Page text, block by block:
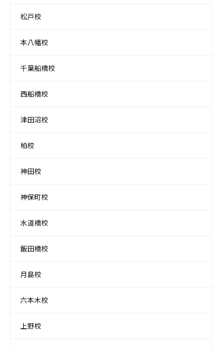
松戸校
本八幡校
千葉船橋校
西船橋校
津田沼校
柏校
神田校
神保町校
水道橋校
飯田橋校
月島校
六本木校
上野校